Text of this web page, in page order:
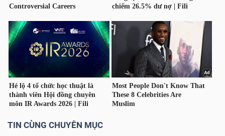
TIN CÙNG CHUYÊN MỤC
LIỆU
Ngành
(-)
VS-
SECTOR